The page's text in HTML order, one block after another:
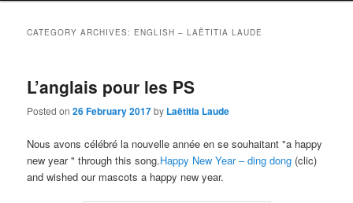
CATEGORY ARCHIVES: ENGLISH – LAËTITIA LAUDE
L’anglais pour les PS
Posted on26 February 2017by Laëtitia Laude
Nous avons célébré la nouvelle année en se souhaitant "a happy
new year " through this song.Happy New Year – ding dong (clic)
and wished our mascots a happy new year.